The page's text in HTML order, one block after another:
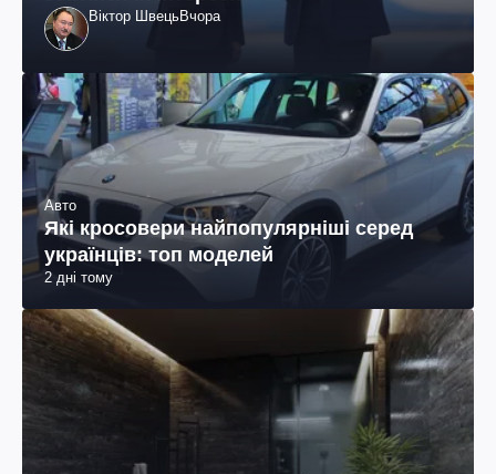
Віктор ШвецьВчора
Авто
Які кросовери найпопулярніші серед
українців: топ моделей
2 дні тому